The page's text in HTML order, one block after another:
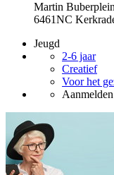
Martin
6461NC
Jeugd
2-6 jaar
Creatief
Voor het